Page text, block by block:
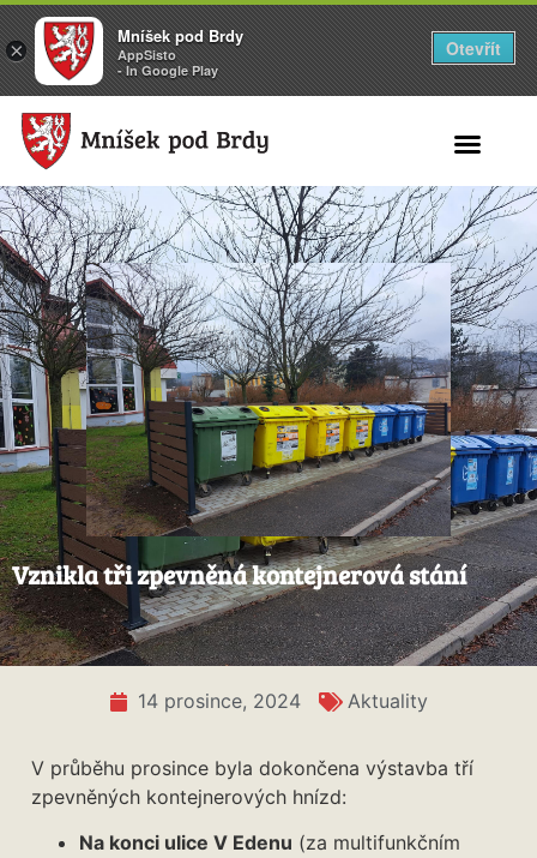
Vznikla tři zpevněná kontejnerová stání
14 prosince, 2024 Aktuality
V průběhu prosince byla dokončena výstavba tří
zpevněných kontejnerových hnízd:
Na konci ulice V Edenu (za multifunkčním
×
Mníšek pod Brdy
AppSisto
- In Google Play
Otevřít